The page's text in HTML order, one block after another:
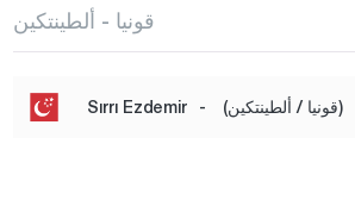
قونيا - ألطينتكين
Sırrı Ezdemir - (قونيا / ألطينتكين)